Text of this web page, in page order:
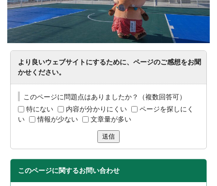
より良いウェブサイトにするために、ページのご感想をお聞
かせください。
このページに問題点はありましたか？（複数回答可）
特にない
内容が分かりにくい
ページを探しにく
い
情報が少ない 文章量が多い
送信
このページに関するお問い合わせ